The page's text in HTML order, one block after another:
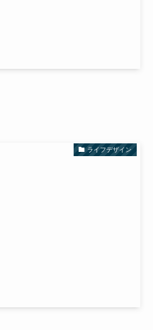
ライフデザイン